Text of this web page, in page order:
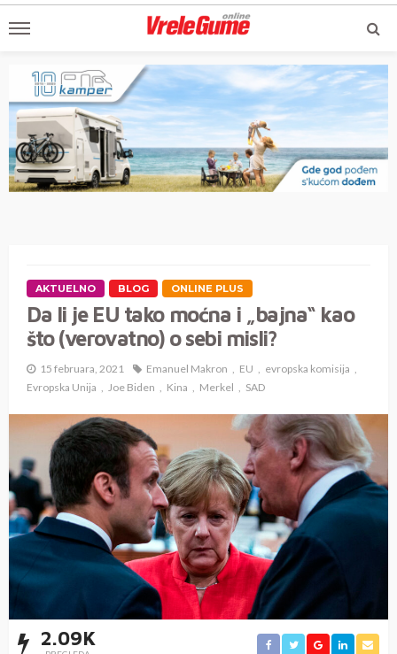
AKTUELNO BLOG ONLINE PLUS
Da li je EU tako moćna i „bajna“ kao
što (verovatno) o sebi misli?
15 februara, 2021 Emanuel Makron EU
evropska komisija
Evropska Unija
Joe Biden Kina Merkel SAD
2.09K